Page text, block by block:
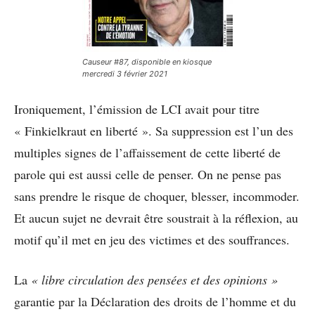
Causeur #87, disponible en kiosque
mercredi 3 février 2021
Ironiquement, l’émission de LCI avait pour titre
« Finkielkraut en liberté ». Sa suppression est l’un des
multiples signes de l’affaissement de cette liberté de
parole qui est aussi celle de penser. On ne pense pas
sans prendre le risque de choquer, blesser, incommoder.
Et aucun sujet ne devrait être soustrait à la réflexion, au
motif qu’il met en jeu des victimes et des souffrances.
La « libre circulation des pensées et des opinions »
garantie par la Déclaration des droits de l’homme et du